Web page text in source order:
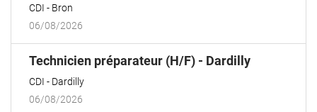
CDI
Bron
06/08/2026
Technicien préparateur (H/F) - Dardilly(Nouvelle
CDI
Dardilly
06/08/2026